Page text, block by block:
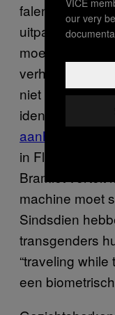
falen van
uitpakken.
moeten
verhalen over
niet
identiteit.
aanhouding
in Florida, waar
Bramlet vertelt
machine moet
Sindsdien
transgenders
“traveling
een
our very